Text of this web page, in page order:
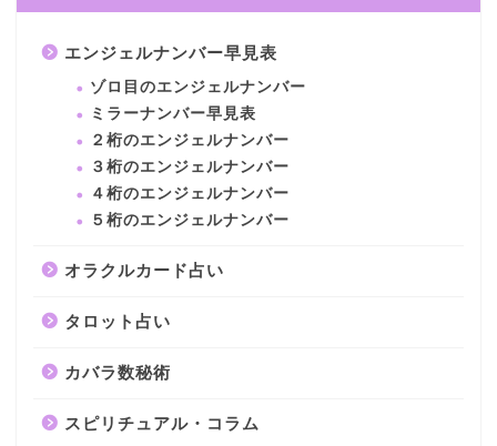
エンジェルナンバー早見表
ゾロ目のエンジェルナンバー
ミラーナンバー早見表
２桁のエンジェルナンバー
３桁のエンジェルナンバー
４桁のエンジェルナンバー
５桁のエンジェルナンバー
オラクルカード占い
タロット占い
カバラ数秘術
スピリチュアル・コラム